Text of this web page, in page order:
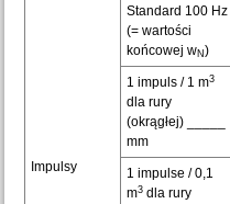
Impulsy
Standard 100 Hz
(= wartości
końcowej wN )
1 impuls / 1 m3
dla rury
(okrągłej) _____
mm
1 impulse / 0,1
m3dla rury